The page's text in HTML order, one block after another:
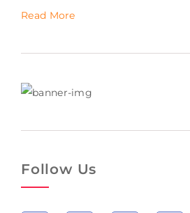
Read More
Follow Us